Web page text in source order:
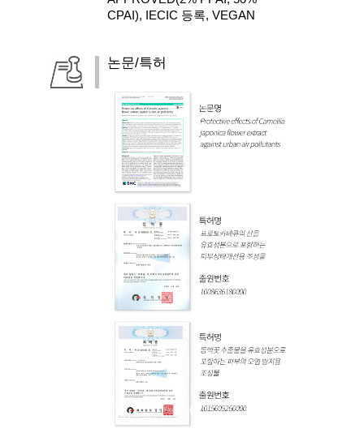
CPAI), IECIC 등록, VEGAN
논문/특허